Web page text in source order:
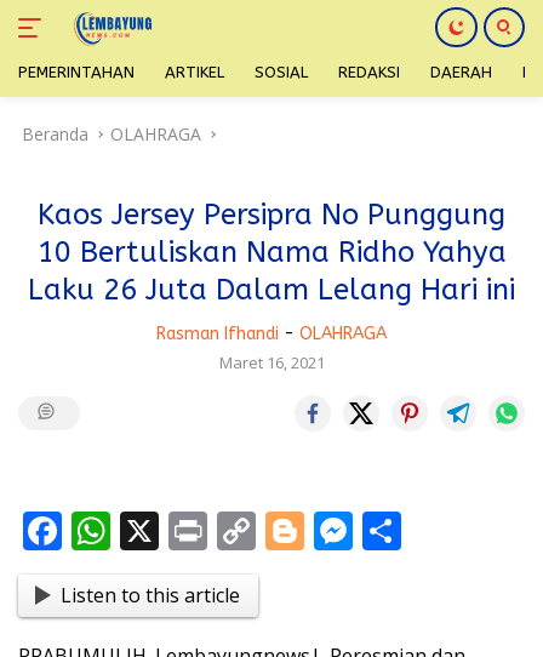
PEMERINTAHAN ARTIKEL SOSIAL REDAKSI DAERAH
Beranda OLAHRAGA
Kaos Jersey Persipra No Punggung
10 Bertuliskan Nama Ridho Yahya
Laku 26 Juta Dalam Lelang Hari ini
Rasman Ifhandi - OLAHRAGA
Maret 16, 2021
F
e
W
at
X Pr
t
C
o
p
Bl M
Listen to this article